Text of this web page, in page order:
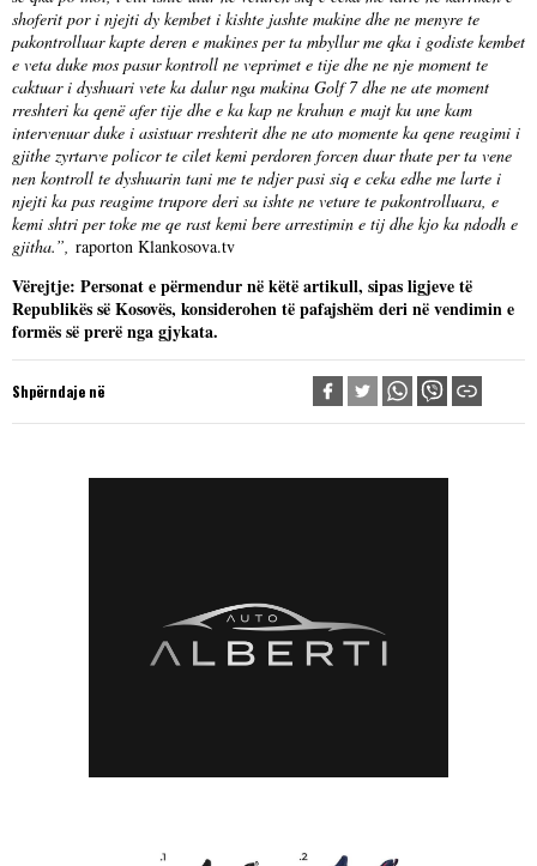
shoferit por i njejti dy kembet i kishte jashte makine dhe ne menyre te
pakontrolluar kapte deren e makines per ta mbyllur me qka i godiste kembet
e veta duke mos pasur kontroll ne veprimet e tije dhe ne nje moment te
caktuar i dyshuari vete ka dalur nga makina Golf 7 dhe ne ate moment
rreshteri ka qenë afer tije dhe e ka kap ne krahun e majt ku une kam
intervenuar duke i asistuar rreshterit dhe ne ato momente ka qene reagimi i
gjithe zyrtarve policor te cilet kemi perdoren forcen duar thate per ta vene
nen kontroll te dyshuarin tani me te ndjer pasi siq e ceka edhe me larte i
njejti ka pas reagime trupore deri sa ishte ne veture te pakontrolluara, e
kemi shtri per toke me qe rast kemi bere arrestimin e tij dhe kjo ka ndodh e
gjitha.”, raporton Klankosova.tv
Vërejtje: Personat e përmendur në këtë artikull, sipas ligjeve të
Republikës së Kosovës, konsiderohen të pafajshëm deri në vendimin e
formës së prerë nga gjykata.
Shpërndaje në